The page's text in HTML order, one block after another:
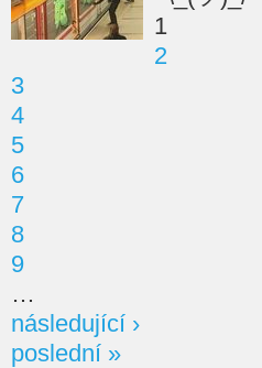
1
2
3
4
5
6
7
8
9
…
následující ›
poslední »